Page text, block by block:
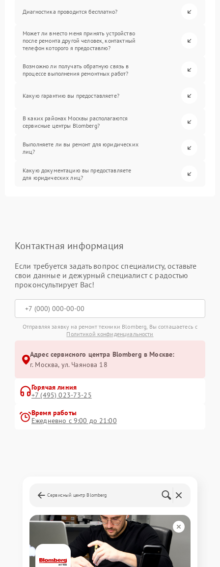
Диагностика проводится бесплатно?
Может ли вместо меня принять устройство
после ремонта другой человек, контактный
телефон которого я предоставлю?
Возможно ли получать обратную связь в
процессе выполнения ремонтных работ?
Какую гарантию вы предоставляете?
В каких районах Москвы располагаются
сервисные центры Blomberg?
Выполняете ли вы ремонт для юридических
лиц?
Какую документацию вы предоставляете
для юридических лиц?
Контактная информация
Если требуется задать вопрос специалисту, оставьте
свои данные и дежурный специалист с радостью
проконсультирует Вас!
Отправляя заявку на ремонт техники Blomberg, Вы соглашаетесь с
Политикой конфиденциальности
Адрес сервисного центра Blomberg в Москве:
г. Москва, ул. Чаянова 18
Горячая линия
+7 (495) 023-73-25
Время работы
Ежедневно с 9:00 до 21:00
Сервисный центр Blomberg